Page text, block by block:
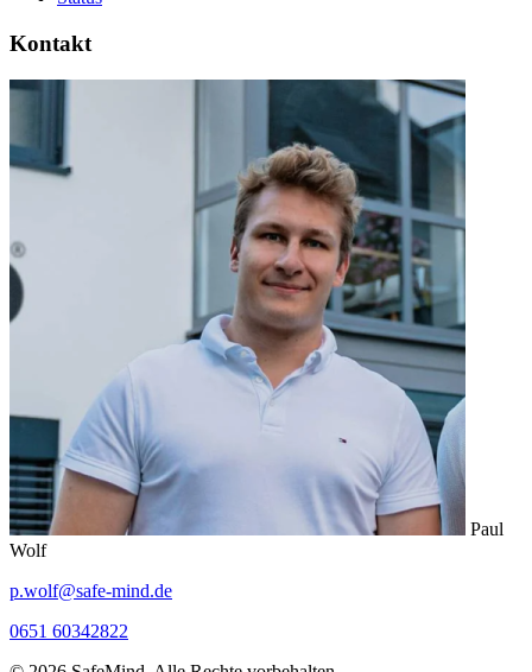
Kontakt
Paul
Wolf
p.wolf@safe-mind.de
0651 60342822